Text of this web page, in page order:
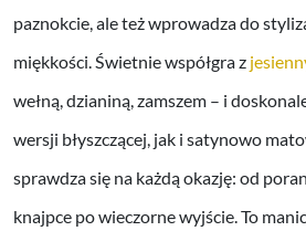
paznokcie, ale też wprowadza do
miękkości. Świetnie współgra z
wełną, dzianiną, zamszem – i
wersji błyszczącej, jak i satynowo
sprawdza się na każdą okazję: od
knajpce po wieczorne wyjście. To